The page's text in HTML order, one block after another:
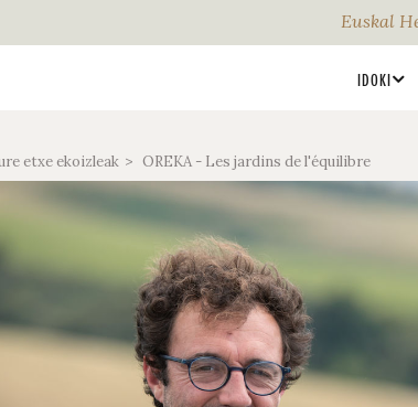
Euskal
IDOKI
etxe ekoizleak OREKA - Les jardins de l'équilibre